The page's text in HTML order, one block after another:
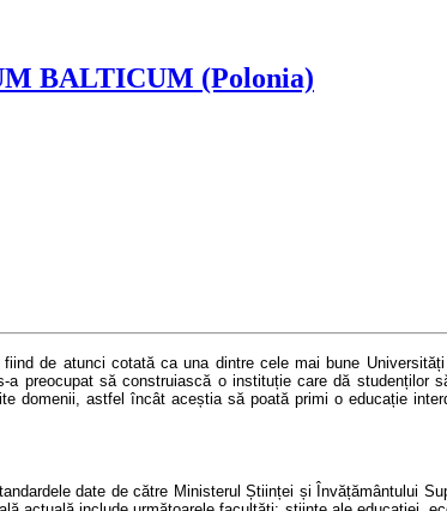
BALTICUM (Polonia)
fiind de atunci cotată ca una dintre cele mai bune
a preocupat să construiască o instituție care dă
domenii, astfel încât aceștia să poată primi o educație
date de către Ministerul Științei și Învățământului